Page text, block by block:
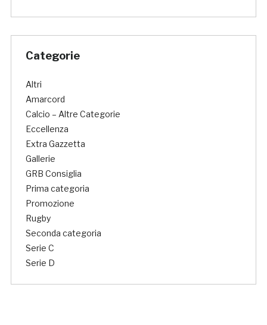
Categorie
Altri
Amarcord
Calcio – Altre Categorie
Eccellenza
Extra Gazzetta
Gallerie
GRB Consiglia
Prima categoria
Promozione
Rugby
Seconda categoria
Serie C
Serie D